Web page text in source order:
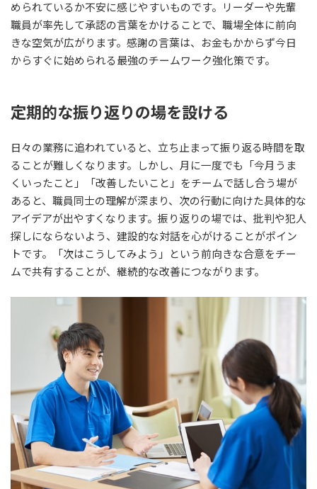
められているか不安に感じやすいものです。リーダーや先輩
職員が率先して承認の言葉をかけることで、職場全体に前向
きな空気が広がります。感謝の言葉は、お金もかからず今日
からすぐに始められる最強のチームワーク強化策です。
定期的な振り返りの場を設ける
日々の業務に追われていると、立ち止まって振り返る時間を取
ることが難しくなります。しかし、月に一度でも「今月うま
くいったこと」「改善したいこと」をチームで話し合う場が
あると、職員同士の理解が深まり、次の行動に向けた具体的な
アイデアが出やすくなります。振り返りの場では、批判や犯人
探しにならないよう、建設的な対話を心がけることがポイン
トです。「次はこうしてみよう」という前向きな合意をチー
ムで共有することが、継続的な改善につながります。